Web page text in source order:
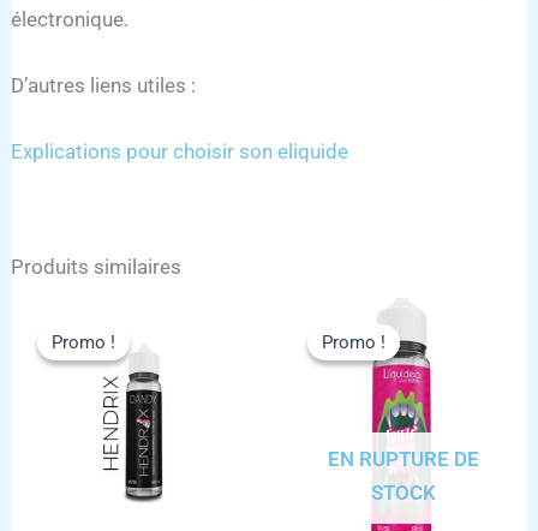
électronique.
D’autres liens utiles :
Explications pour choisir son eliquide
Produits similaires
Promo !
Promo ! Promo !
EN RUPTURE DE
STOCK
Promo !